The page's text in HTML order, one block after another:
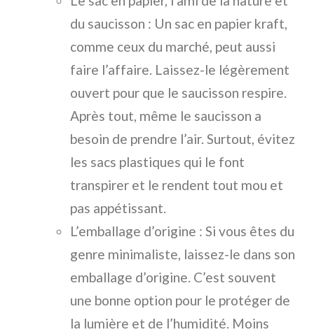
du saucisson : Un sac en papier kraft,
comme ceux du marché, peut aussi
faire l’affaire. Laissez-le légèrement
ouvert pour que le saucisson respire.
Après tout, même le saucisson a
besoin de prendre l’air. Surtout, évitez
les sacs plastiques qui le font
transpirer et le rendent tout mou et
pas appétissant.
L’emballage d’origine : Si vous êtes du
genre minimaliste, laissez-le dans son
emballage d’origine. C’est souvent
une bonne option pour le protéger de
la lumière et de l’humidité. Moins